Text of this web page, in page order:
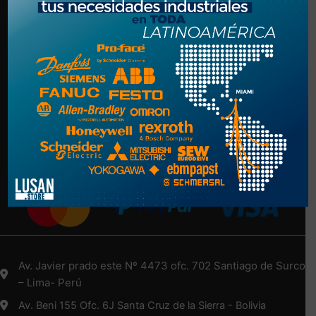
Politica de Privacidad
Términos y Condiciones
NUESTRA EMPRESA
Nosotros
Más Información Aquí
Medios de Pago
Av. Javier prado este Nº 4473 ofc. 702 Santiago de Surco
– Lima- Perú
Av. Beni 155 Ofc. 6J Santa Cruz de la Sierra - Bolivia